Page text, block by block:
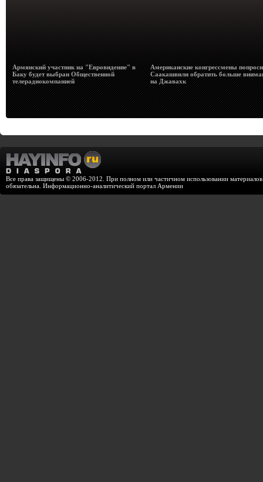
Армянский участник на "Евровидение" в
Баку будет выбран Общественной
телерадиокомпанией
Американские конгрессмены
Саакашвили обратить больше
на Джавахк
Все права защищены © 2006-2012. При полном или частичном использовании
обязательна. Информационно-аналитический портал Армении